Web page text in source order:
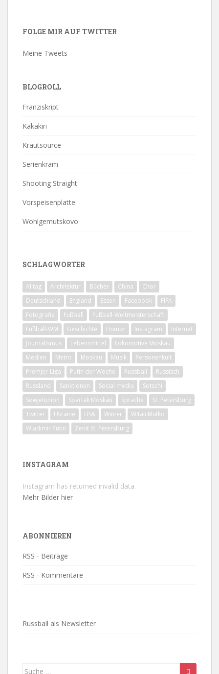
FOLGE MIR AUF TWITTER
Meine Tweets
BLOGROLL
Franziskript
Kakakiri
Krautsource
Serienkram
Shooting Straight
Vorspeisenplatte
Wohlgemutskovo
SCHLAGWÖRTER
Alltag Architektur Bücher China
Chor
Deutschland
England Essen Facebook
FIFA
Fotografie
Fußball
Fußball-Weltmeisterschaft
Fußball-WM
Geschichte Humor Instagram
Internet
Journalismus
Lebensmittel
Lokomotive Moskau
Medien
Metro Moskau Musik
Personenkult
Premjer-Liga
Putin der Woche Russball
Russisch
Russland
Sanktionen Social media
Sotschi
Sowjetunion
Spartak Moskau Sprache
St. Petersburg
Twitter
Ukraine USA Winter
Witali Mutko
Wladimir Putin
Zenit St. Petersburg
INSTAGRAM
Instagram has returned invalid data.
Mehr Bilder hier
ABONNIEREN
RSS - Beiträge
RSS - Kommentare
Russball als Newsletter
Suche